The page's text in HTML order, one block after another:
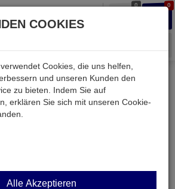
0 0
Kessler electronic passiv
TC
COOKIES
Cookies, die uns helfen,
und unseren Kunden den
zu bieten. Indem Sie auf
erklären Sie sich mit unseren Cookie-
Alle Akzeptieren